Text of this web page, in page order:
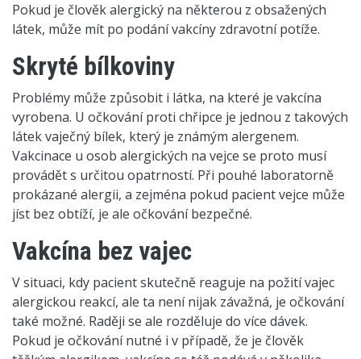
Pokud je člověk alergický na některou z obsažených
látek, může mít po podání vakcíny zdravotní potíže.
Skryté bílkoviny
Problémy může způsobit i látka, na které je vakcína
vyrobena. U očkování proti chřipce je jednou z takových
látek vaječný bílek, který je známým alergenem.
Vakcinace u osob alergických na vejce se proto musí
provádět s určitou opatrností. Při pouhé laboratorně
prokázané alergii, a zejména pokud pacient vejce může
jíst bez obtíží, je ale očkování bezpečné.
Vakcína bez vajec
V situaci, kdy pacient skutečně reaguje na požití vajec
alergickou reakcí, ale ta není nijak závažná, je očkování
také možné. Raději se ale rozděluje do více dávek.
Pokud je očkování nutné i v případě, že je člověk